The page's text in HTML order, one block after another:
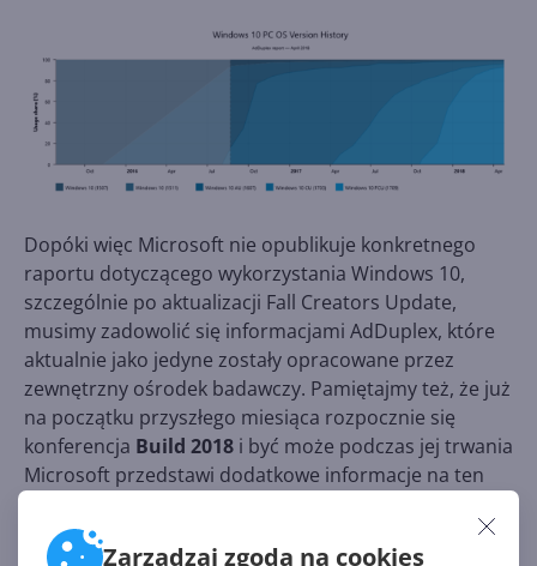
Zarządzaj zgodą na cookies
Dopóki więc Microsoft nie opublikuje konkretnego
raportu dotyczącego wykorzystania Windows 10,
szczególnie po aktualizacji Fall Creators Update,
musimy zadowolić się informacjami AdDuplex, które
aktualnie jako jedyne zostały opracowane przez
zewnętrzny ośrodek badawczy. Pamiętajmy też, że już
na początku przyszłego miesiąca rozpocznie się
konferencja Build 2018 i być może podczas jej trwania
Microsoft przedstawi dodatkowe informacje na ten